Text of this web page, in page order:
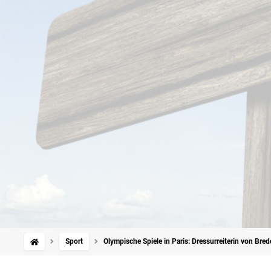
Sport Olympische Spiele in Paris: Dressurreiterin von